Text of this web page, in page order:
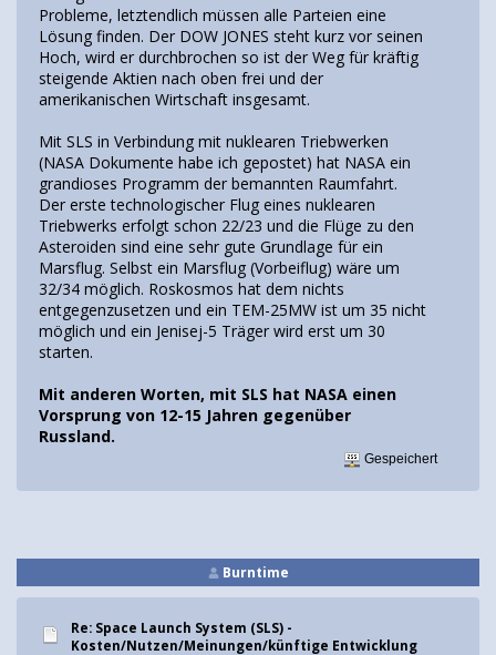
Probleme, letztendlich müssen alle Parteien eine
Lösung finden. Der DOW JONES steht kurz vor seinen
Hoch, wird er durchbrochen so ist der Weg für kräftig
steigende Aktien nach oben frei und der
amerikanischen Wirtschaft insgesamt.
Mit SLS in Verbindung mit nuklearen Triebwerken
(NASA Dokumente habe ich gepostet) hat NASA ein
grandioses Programm der bemannten Raumfahrt.
Der erste technologischer Flug eines nuklearen
Triebwerks erfolgt schon 22/23 und die Flüge zu den
Asteroiden sind eine sehr gute Grundlage für ein
Marsflug. Selbst ein Marsflug (Vorbeiflug) wäre um
32/34 möglich. Roskosmos hat dem nichts
entgegenzusetzen und ein TEM-25MW ist um 35 nicht
möglich und ein Jenisej-5 Träger wird erst um 30
starten.
Mit anderen Worten, mit SLS hat NASA einen
Vorsprung von 12-15 Jahren gegenüber
Russland.
Gespeichert
Burntime
Re: Space Launch System (SLS) -
Kosten/Nutzen/Meinungen/künftige Entwicklung